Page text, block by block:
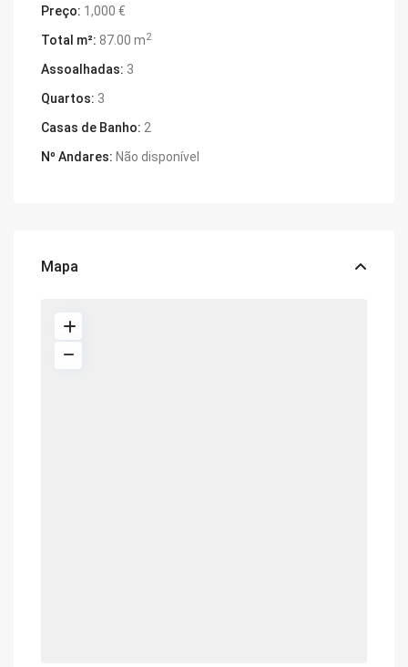
Preço: 1,000 €
Total m²: 87.00 m2
Assoalhadas: 3
Quartos: 3
Casas de Banho: 2
Nº Andares: Não disponível
Mapa